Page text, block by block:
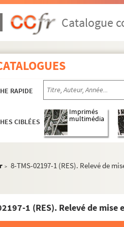
Catalogue
RAPIDE
CIBLÉES
Imprimés
multimédia
> 8-TMS-02197-1 (RES). Relevé de
1 (RES). Relevé de mise
La semaine folle : pièce en 4
Delbo. La sentence : pièce en 3
Legouvé. Une séparation : drame en 4
Colline. Septembre : pièce en 4
Mallefille. Les sept infans de Lara :
Sardou. Séraphine : comédie en 5
Sérénade à trois : comédie
Ohnet. Serge Panine : pièce en 5
et Delacour. Un service à Blanchard
Decourcelle, William Gillette. Service